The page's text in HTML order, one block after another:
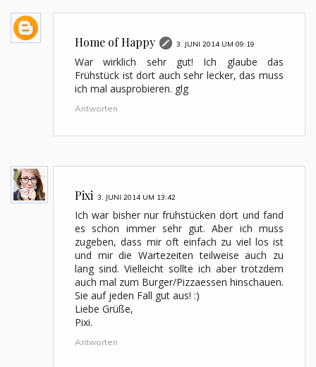
Home of Happy 3. JUNI 2014 UM 09:19
War wirklich sehr gut! Ich glaube das
Frühstück ist dort auch sehr lecker, das muss
ich mal ausprobieren. glg
Antworten
Pixi 3. JUNI 2014 UM 13:42
Ich war bisher nur frühstücken dort und fand
es schon immer sehr gut. Aber ich muss
zugeben, dass mir oft einfach zu viel los ist
und mir die Wartezeiten teilweise auch zu
lang sind. Vielleicht sollte ich aber trotzdem
auch mal zum Burger/Pizzaessen hinschauen.
Sie auf jeden Fall gut aus! :)
Liebe Grüße,
Pixi.
Antworten